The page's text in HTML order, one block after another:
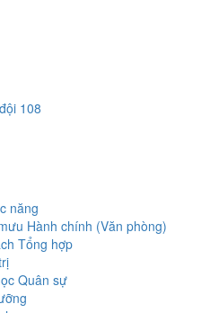
năng
Hành chính (Văn phòng)
Tổng hợp
Quân sự